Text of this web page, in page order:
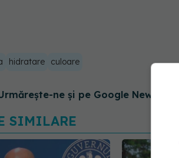
hidratare culoare
ne și pe Google News -
SIMILARE